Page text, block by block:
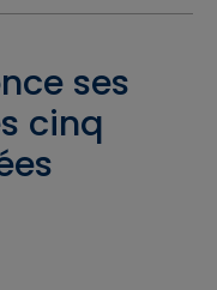
ses
cinq